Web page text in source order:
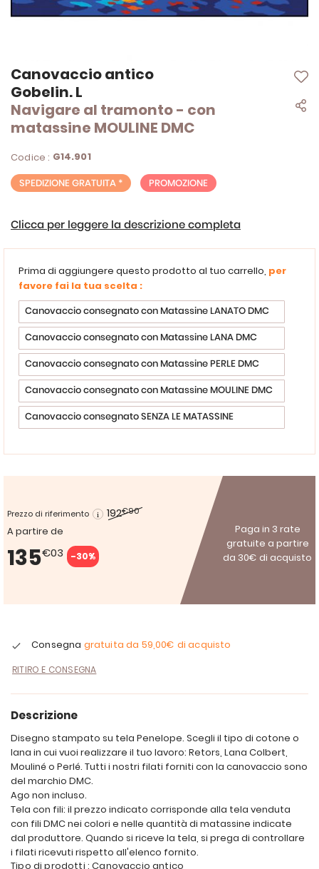
Canovaccio antico
Gobelin. L
Navigare al tramonto - con
matassine MOULINE DMC
Codice : G14.901
SPEDIZIONE GRATUITA * PROMOZIONE
Clicca per leggere la descrizione completa
Prima di aggiungere questo prodotto al tuo carrello, per
favore fai la tua scelta :
Canovaccio consegnato con Matassine LANATO DMC
Canovaccio consegnato con Matassine LANA DMC
Canovaccio consegnato con Matassine PERLE DMC
Canovaccio consegnato con Matassine MOULINE DMC
Canovaccio consegnato SENZA LE MATASSINE
Prezzo di riferimento 192€90
A partire de
135€03 -30%
Paga in 3 rate
gratuite a partire
da 30€ di acquisto
Consegna gratuita da 59,00€ di acquisto
RITIRO E CONSEGNA
Vai
all'inizio
della
galleria
di
Descrizione
Disegno stampato su tela Penelope. Scegli il tipo di cotone o
lana in cui vuoi realizzare il tuo lavoro: Retors, Lana Colbert,
Mouliné o Perlé. Tutti i nostri filati forniti con la canovaccio sono
del marchio DMC.
Ago non incluso.
Tela con fili: il prezzo indicato corrisponde alla tela venduta
con fili DMC nei colori e nelle quantità di matassine indicate
dal produttore. Quando si riceve la tela, si prega di controllare
i filati ricevuti rispetto all'elenco fornito.
Tipo di prodotti : Canovaccio antico